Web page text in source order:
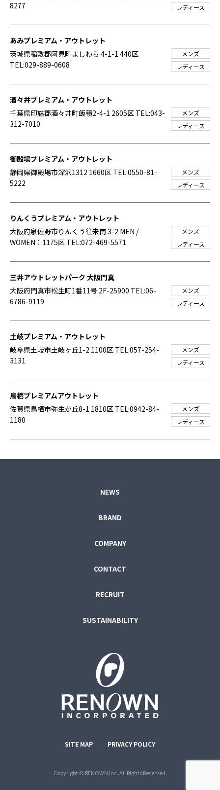
8277
レディース
あみプレミアム・アウトレット
茨城県稲敷郡阿見町よしわら 4-1-1 440区
TEL:029-889-0608
メンズ
レディース
酒々井プレミアム・アウトレット
千葉県印旛郡酒々井町飯積2-4-1 2605区 TEL:043-
312-7010
メンズ
レディース
御殿場プレミアム・アウトレット
静岡県御殿場市深沢1312 1660区 TEL:0550-81-
5222
メンズ
レディース
りんくうプレミアム・アウトレット
大阪府泉佐野市りんくう往来南 3-2 MEN /
WOMEN：1175区 TEL:072-469-5571
メンズ
レディース
三井アウトレットパーク 大阪門真
大阪府門真市松生町1番11号 2F-25900 TEL:06-
6786-9119
メンズ
レディース
土岐プレミアム・アウトレット
岐阜県土岐市土岐ヶ丘1-2 1100区 TEL:057-254-
3131
メンズ
レディース
鳥栖プレミアムアウトレット
佐賀県鳥栖市弥生が丘8-1 1810区 TEL:0942-84-
1180
メンズ
レディース
NEWS
BRAND
COMPANY
CONTACT
RECRUIT
SUSTAINABILITY
SITE MAP PRIVACY POLICY
Copyright © RENOWN Inc. All Rights Reserved.